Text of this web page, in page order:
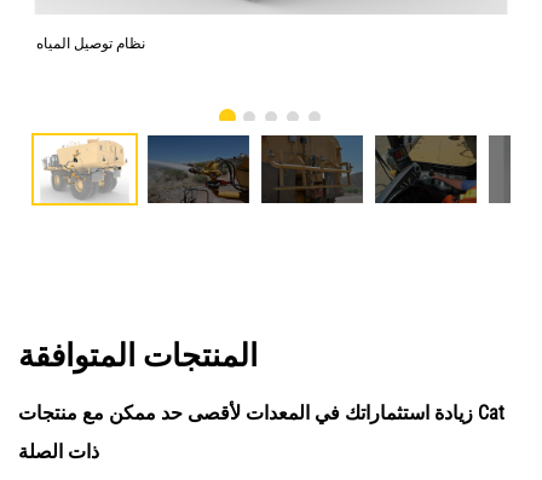
نظام توصيل المياه
المنتجات المتوافقة
زيادة استثماراتك في المعدات لأقصى حد ممكن مع منتجات Cat
ذات الصلة